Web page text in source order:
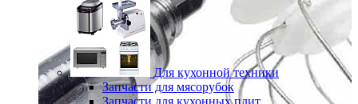
Для кухонной техники
Запчасти для мясорубок
Запчасти для кухонных плит